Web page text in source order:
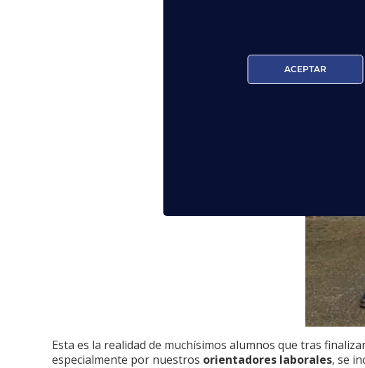
Esta es la realidad de muchísimos alumnos que tras
especialmente por nuestros orientadores laborales, se
ACEPTAR